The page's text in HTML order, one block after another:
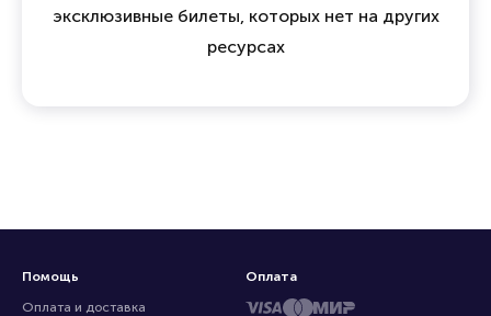
эксклюзивные билеты, которых нет на других
ресурсах
Помощь
Оплата и доставка
Оплата